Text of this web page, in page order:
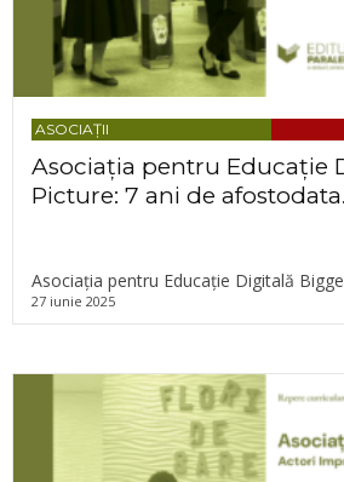
ASOCIAȚII
Asociația pentru Educație
Picture: 7 ani de
Asociația pentru Educație Digitală
27 iunie 2025